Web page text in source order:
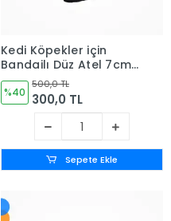
Kedi Köpekler için
Bandajlı Düz Atel 7cm
(No:2)
%40
500,0 TL
300,0 TL
Sepete Ekle